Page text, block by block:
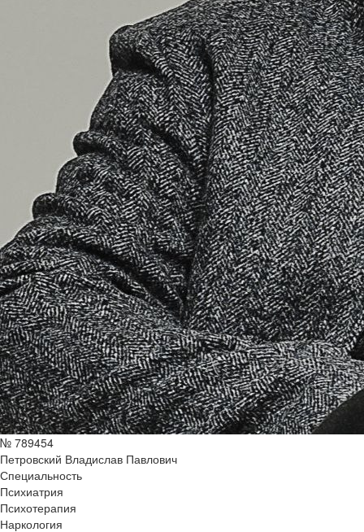
№ 789454
Петровский Владислав Павлович
Специальность
Психиатрия
Психотерапия
Наркология